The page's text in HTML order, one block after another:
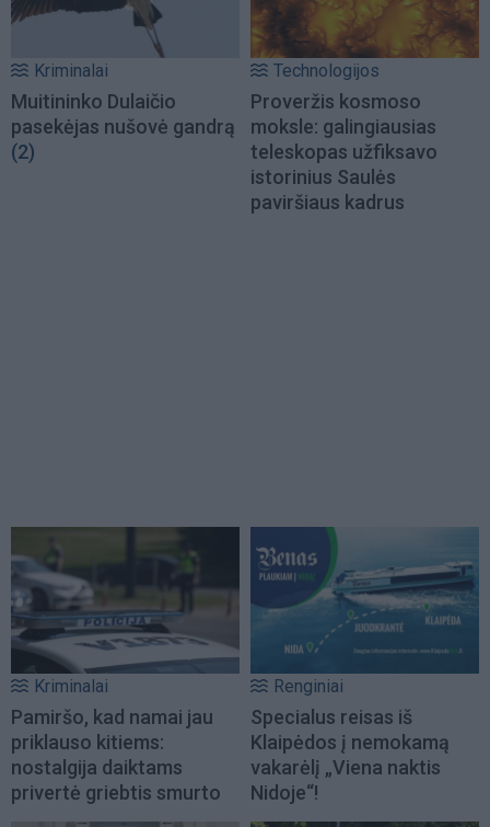
Kriminalai
Muitininko Dulaičio
pasekėjas nušovė gandrą
(2)
Technologijos
Proveržis kosmoso
moksle: galingiausias
teleskopas užfiksavo
istorinius Saulės
paviršiaus kadrus
Kriminalai
Pamiršo, kad namai jau
priklauso kitiems:
nostalgija daiktams
privertė griebtis smurto
Renginiai
Specialus reisas iš
Klaipėdos į nemokamą
vakarėlį „Viena naktis
Nidoje“!